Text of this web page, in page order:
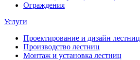
Ограждения
Услуги
Проектирование и дизайн лестниц
Производство лестниц
Монтаж и установка лестниц